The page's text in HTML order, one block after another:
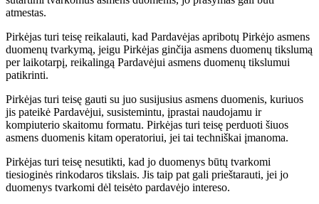
atmestas.
Pirkėjas turi teisę reikalauti, kad Pardavėjas apribotų Pirkėjo asmens
duomenų tvarkymą, jeigu Pirkėjas ginčija asmens duomenų tikslumą
per laikotarpį, reikalingą Pardavėjui asmens duomenų tikslumui
patikrinti.
Pirkėjas turi teisę gauti su juo susijusius asmens duomenis, kuriuos
jis pateikė Pardavėjui, susistemintu, įprastai naudojamu ir
kompiuterio skaitomu formatu. Pirkėjas turi teisę perduoti šiuos
asmens duomenis kitam operatoriui, jei tai techniškai įmanoma.
Pirkėjas turi teisę nesutikti, kad jo duomenys būtų tvarkomi
tiesioginės rinkodaros tikslais. Jis taip pat gali prieštarauti, jei jo
duomenys tvarkomi dėl teisėto pardavėjo intereso.